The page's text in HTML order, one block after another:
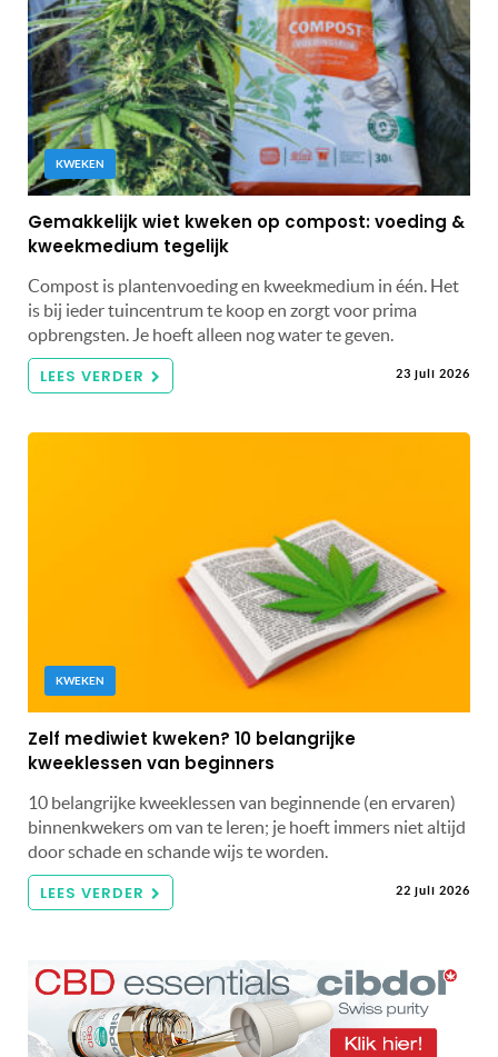
KWEKEN
Gemakkelijk wiet kweken op compost: voeding &
kweekmedium tegelijk
Compost is plantenvoeding en kweekmedium in één. Het
is bij ieder tuincentrum te koop en zorgt voor prima
opbrengsten. Je hoeft alleen nog water te geven.
LEES VERDER 23 juli 2026
KWEKEN
Zelf mediwiet kweken? 10 belangrijke
kweeklessen van beginners
10 belangrijke kweeklessen van beginnende (en ervaren)
binnenkwekers om van te leren; je hoeft immers niet altijd
door schade en schande wijs te worden.
LEES VERDER 22 juli 2026